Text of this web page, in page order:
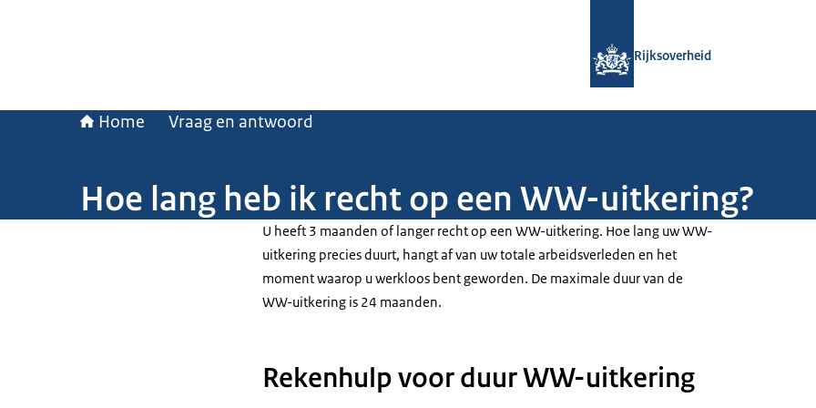
Rijksoverheid
Home Vraag en antwoord
Hoe lang heb ik recht op een WW-uitkering?
U heeft 3 maanden of langer recht op een WW-uitkering. Hoe lang uw WW-
uitkering precies duurt, hangt af van uw totale arbeidsverleden en het
moment waarop u werkloos bent geworden. De maximale duur van de
WW-uitkering is 24 maanden.
Rekenhulp voor duur WW-uitkering